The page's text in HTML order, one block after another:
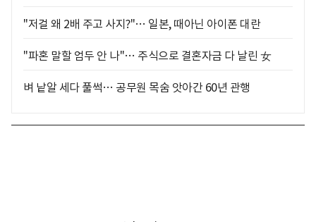
"저걸 왜 2배 주고 사지?"… 일본, 때아닌 아이폰 대란
"파혼 말할 엄두 안 나"… 주식으로 결혼자금 다 날린 女
벼 낱알 세다 풀썩… 공무원 목숨 앗아간 60년 관행